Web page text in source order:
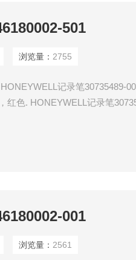
501
浏览量： 2755
记录笔30735489-
红色. HONEYWELL记录笔
绿色
001
浏览量： 2561